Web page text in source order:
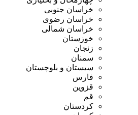
خراسان جنوبی
خراسان رضوی
خراسان شمالی
خوزستان
زنجان
سمنان
سیستان و بلوچستان
فارس
قزوین
قم
کردستان